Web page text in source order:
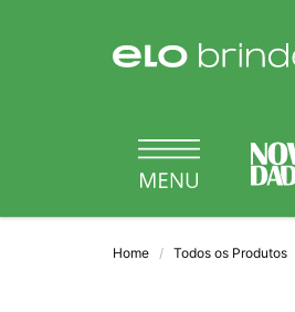
Home Todos os Produtos